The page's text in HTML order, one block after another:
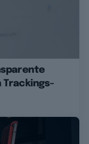
Trackings-